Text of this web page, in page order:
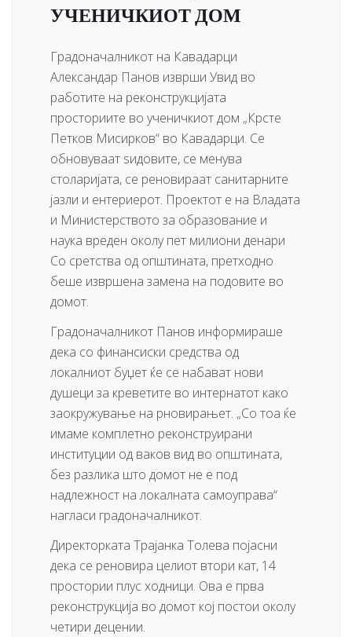
УЧЕНИЧКИОТ ДОМ
Градоначалникот на Кавадарци
Александар Панов изврши Увид во
работите на реконструкцијата
просториите во ученичкиот дом „Крсте
Петков Мисирков“ во Кавадарци. Се
обновуваат ѕидовите, се менува
столаријата, се реновираат санитарните
јазли и ентериерот. Проектот е на Владата
и Министерството за образование и
наука вреден околу пет милиони денари
Со сретства од општината, претходно
беше извршена замена на подовите во
домот.
Градоначалникот Панов информираше
дека со финансиски средства од
локалниот буџет ќе се набават нови
душеци за креветите во интернатот како
заокружување на рновирањет. „Со тоа ќе
имаме комплетно реконструирани
институции од ваков вид во општината,
без разлика што домот не е под
надлежност на локалната самоуправа“
нагласи градоначалникот.
Директорката Трајанка Толева појасни
дека се реновира целиот втори кат, 14
простории плус ходници. Ова е прва
реконструкција во домот кој постои околу
четири децении.